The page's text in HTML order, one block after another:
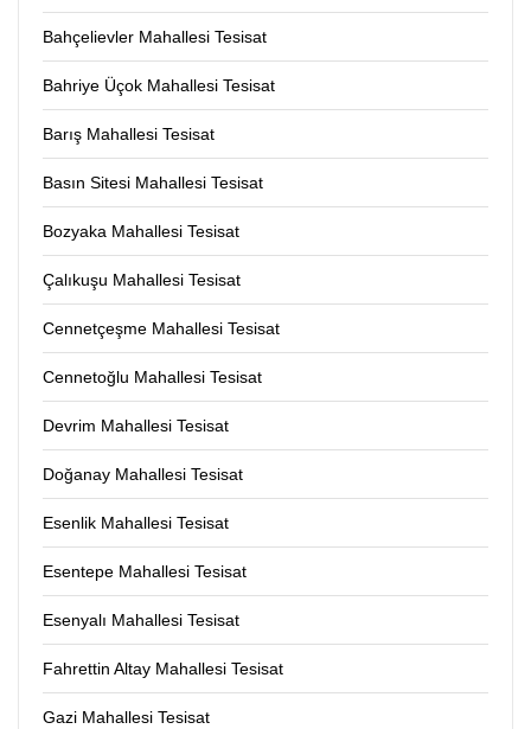
Bahçelievler Mahallesi Tesisat
Bahriye Üçok Mahallesi Tesisat
Barış Mahallesi Tesisat
Basın Sitesi Mahallesi Tesisat
Bozyaka Mahallesi Tesisat
Çalıkuşu Mahallesi Tesisat
Cennetçeşme Mahallesi Tesisat
Cennetoğlu Mahallesi Tesisat
Devrim Mahallesi Tesisat
Doğanay Mahallesi Tesisat
Esenlik Mahallesi Tesisat
Esentepe Mahallesi Tesisat
Esenyalı Mahallesi Tesisat
Fahrettin Altay Mahallesi Tesisat
Gazi Mahallesi Tesisat